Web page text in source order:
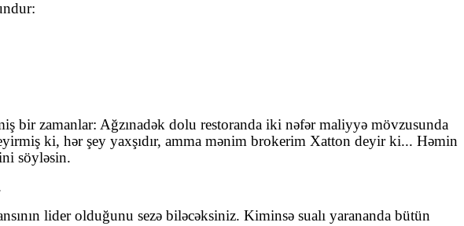
bir zamanlar: Ağzınadək dolu restoranda iki nəfər maliyyə mövzusunda
ki, hər şey yaxşıdır, amma mənim brokerim Xatton deyir ki... Həmin
söyləsin.
lider olduğunu sezə biləcəksiniz. Kiminsə sualı yarananda bütün